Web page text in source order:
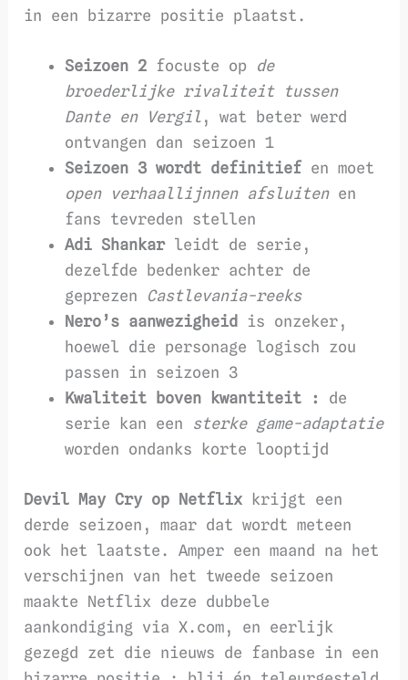
in een bizarre positie plaatst.
Seizoen 2 focuste op de
broederlijke rivaliteit tussen
Dante en Vergil , wat beter werd
ontvangen dan seizoen 1
Seizoen 3 wordt definitief en moet
open verhaallijnnen afsluitenen
fans tevreden stellen
Adi Shankarleidt de serie,
dezelfde bedenker achter de
geprezen Castlevania-reeks
Nero’s aanwezigheid
is onzeker,
hoewel die personage logisch zou
passen in seizoen 3
Kwaliteit boven kwantiteit :
de
serie kan een sterke game-adaptatie
worden ondanks korte looptijd
Devil May Cry op Netflix krijgt een
derde seizoen, maar dat wordt meteen
ook het laatste. Amper een maand na het
verschijnen van het tweede seizoen
maakte Netflix deze dubbele
aankondiging via X.com, en eerlijk
gezegd zet die nieuws de fanbase in een